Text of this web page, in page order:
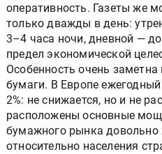
оперативность. Газеты же
только дважды в день:
3–4 часа ночи, дневной —
предел экономической
Особенность очень
бумаги. В Европе
2%: не снижается, но и не
расположены основные
бумажного рынка довольно
относительно населения